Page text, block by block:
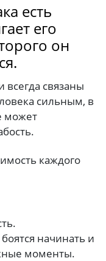
есть
его
он
всегда связаны
сильным, в
может
каждого
начинать и
моменты.